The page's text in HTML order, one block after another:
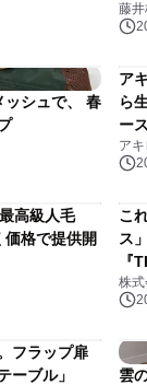
藤
ッシュで、 春
ア
ら
ー
“長
ダ
ア
高級人毛
格で提供開
こ
ス
『
株
フラップ扉
ーブル」
雲